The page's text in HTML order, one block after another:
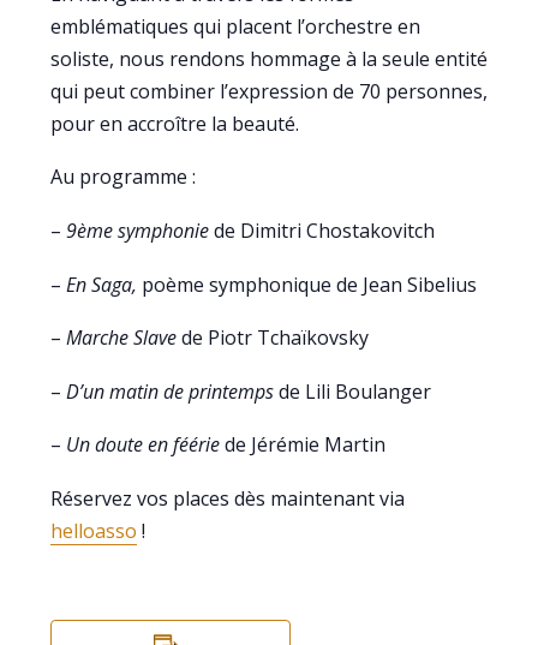
emblématiques qui placent l’orchestre en
soliste, nous rendons hommage à la seule entité
qui peut combiner l’expression de 70 personnes,
pour en accroître la beauté.
Au programme :
– 9ème symphoniede Dimitri Chostakovitch
– En Saga, poème symphonique de Jean Sibelius
– Marche Slavede Piotr Tchaïkovsky
– D’un matin de printempsde Lili Boulanger
– Un doute en féériede Jérémie Martin
Réservez vos places dès maintenant via
helloasso !